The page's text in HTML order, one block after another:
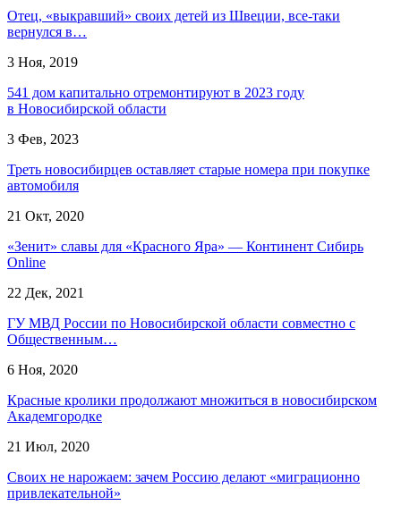
Отец, «выкравший» своих детей из Швеции, все-таки
вернулся в…
3 Ноя, 2019
541 дом капитально отремонтируют в 2023 году
в Новосибирской области
3 Фев, 2023
Треть новосибирцев оставляет старые номера при покупке
автомобиля
21 Окт, 2020
«Зенит» славы для «Красного Яра» — Континент Сибирь
Online
22 Дек, 2021
ГУ МВД России по Новосибирской области совместно с
Общественным…
6 Ноя, 2020
Красные кролики продолжают множиться в новосибирском
Академгородке
21 Июл, 2020
Своих не нарожаем: зачем Россию делают «миграционно
привлекательной»